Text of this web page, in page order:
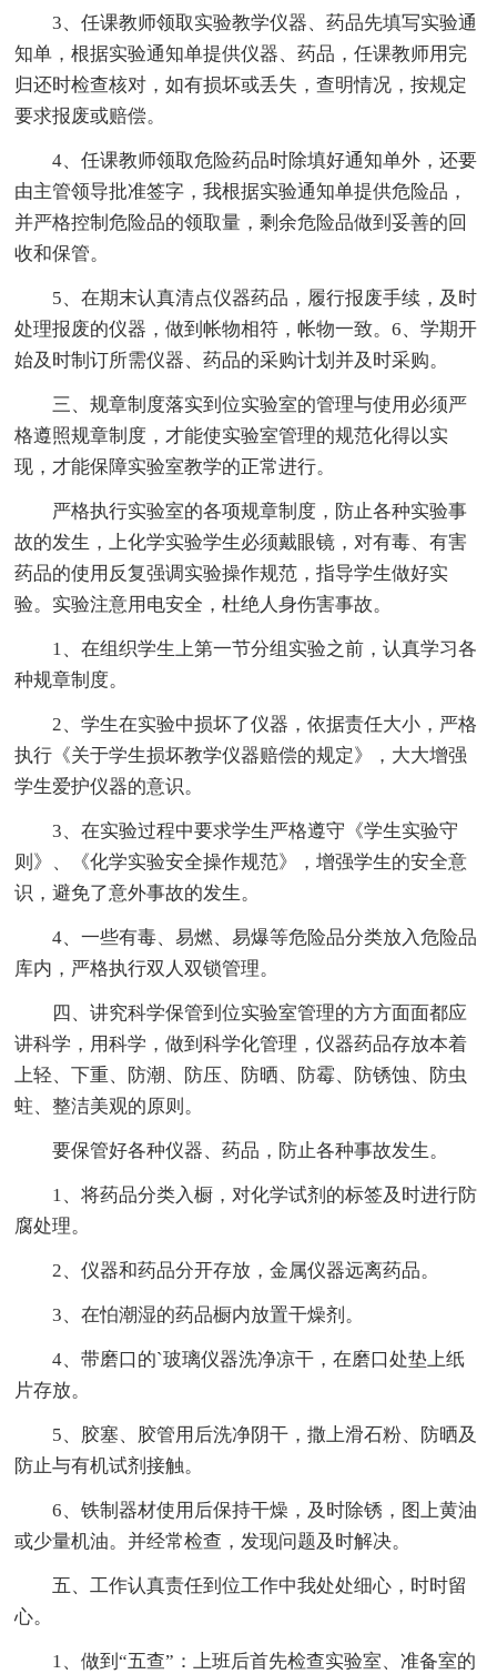
3、任课教师领取实验教学仪器、药品先填写实验通
知单，根据实验通知单提供仪器、药品，任课教师用完
归还时检查核对，如有损坏或丢失，查明情况，按规定
要求报废或赔偿。
4、任课教师领取危险药品时除填好通知单外，还要
由主管领导批准签字，我根据实验通知单提供危险品，
并严格控制危险品的领取量，剩余危险品做到妥善的回
收和保管。
5、在期末认真清点仪器药品，履行报废手续，及时
处理报废的仪器，做到帐物相符，帐物一致。6、学期开
始及时制订所需仪器、药品的采购计划并及时采购。
三、规章制度落实到位实验室的管理与使用必须严
格遵照规章制度，才能使实验室管理的规范化得以实
现，才能保障实验室教学的正常进行。
严格执行实验室的各项规章制度，防止各种实验事
故的发生，上化学实验学生必须戴眼镜，对有毒、有害
药品的使用反复强调实验操作规范，指导学生做好实
验。实验注意用电安全，杜绝人身伤害事故。
1、在组织学生上第一节分组实验之前，认真学习各
种规章制度。
2、学生在实验中损坏了仪器，依据责任大小，严格
执行《关于学生损坏教学仪器赔偿的规定》，大大增强
学生爱护仪器的意识。
3、在实验过程中要求学生严格遵守《学生实验守
则》、《化学实验安全操作规范》，增强学生的安全意
识，避免了意外事故的发生。
4、一些有毒、易燃、易爆等危险品分类放入危险品
库内，严格执行双人双锁管理。
四、讲究科学保管到位实验室管理的方方面面都应
讲科学，用科学，做到科学化管理，仪器药品存放本着
上轻、下重、防潮、防压、防晒、防霉、防锈蚀、防虫
蛀、整洁美观的原则。
要保管好各种仪器、药品，防止各种事故发生。
1、将药品分类入橱，对化学试剂的标签及时进行防
腐处理。
2、仪器和药品分开存放，金属仪器远离药品。
3、在怕潮湿的药品橱内放置干燥剂。
4、带磨口的`玻璃仪器洗净凉干，在磨口处垫上纸
片存放。
5、胶塞、胶管用后洗净阴干，撒上滑石粉、防晒及
防止与有机试剂接触。
6、铁制器材使用后保持干燥，及时除锈，图上黄油
或少量机油。并经常检查，发现问题及时解决。
五、工作认真责任到位工作中我处处细心，时时留
心。
1、做到“五查”：上班后首先检查实验室、准备室的